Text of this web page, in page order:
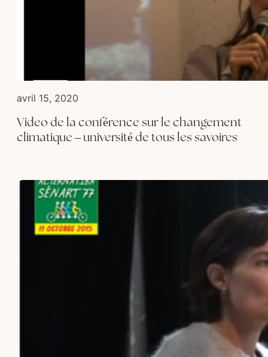
avril 15, 2020
Video de la conférence sur le changement
climatique – université de tous les savoires